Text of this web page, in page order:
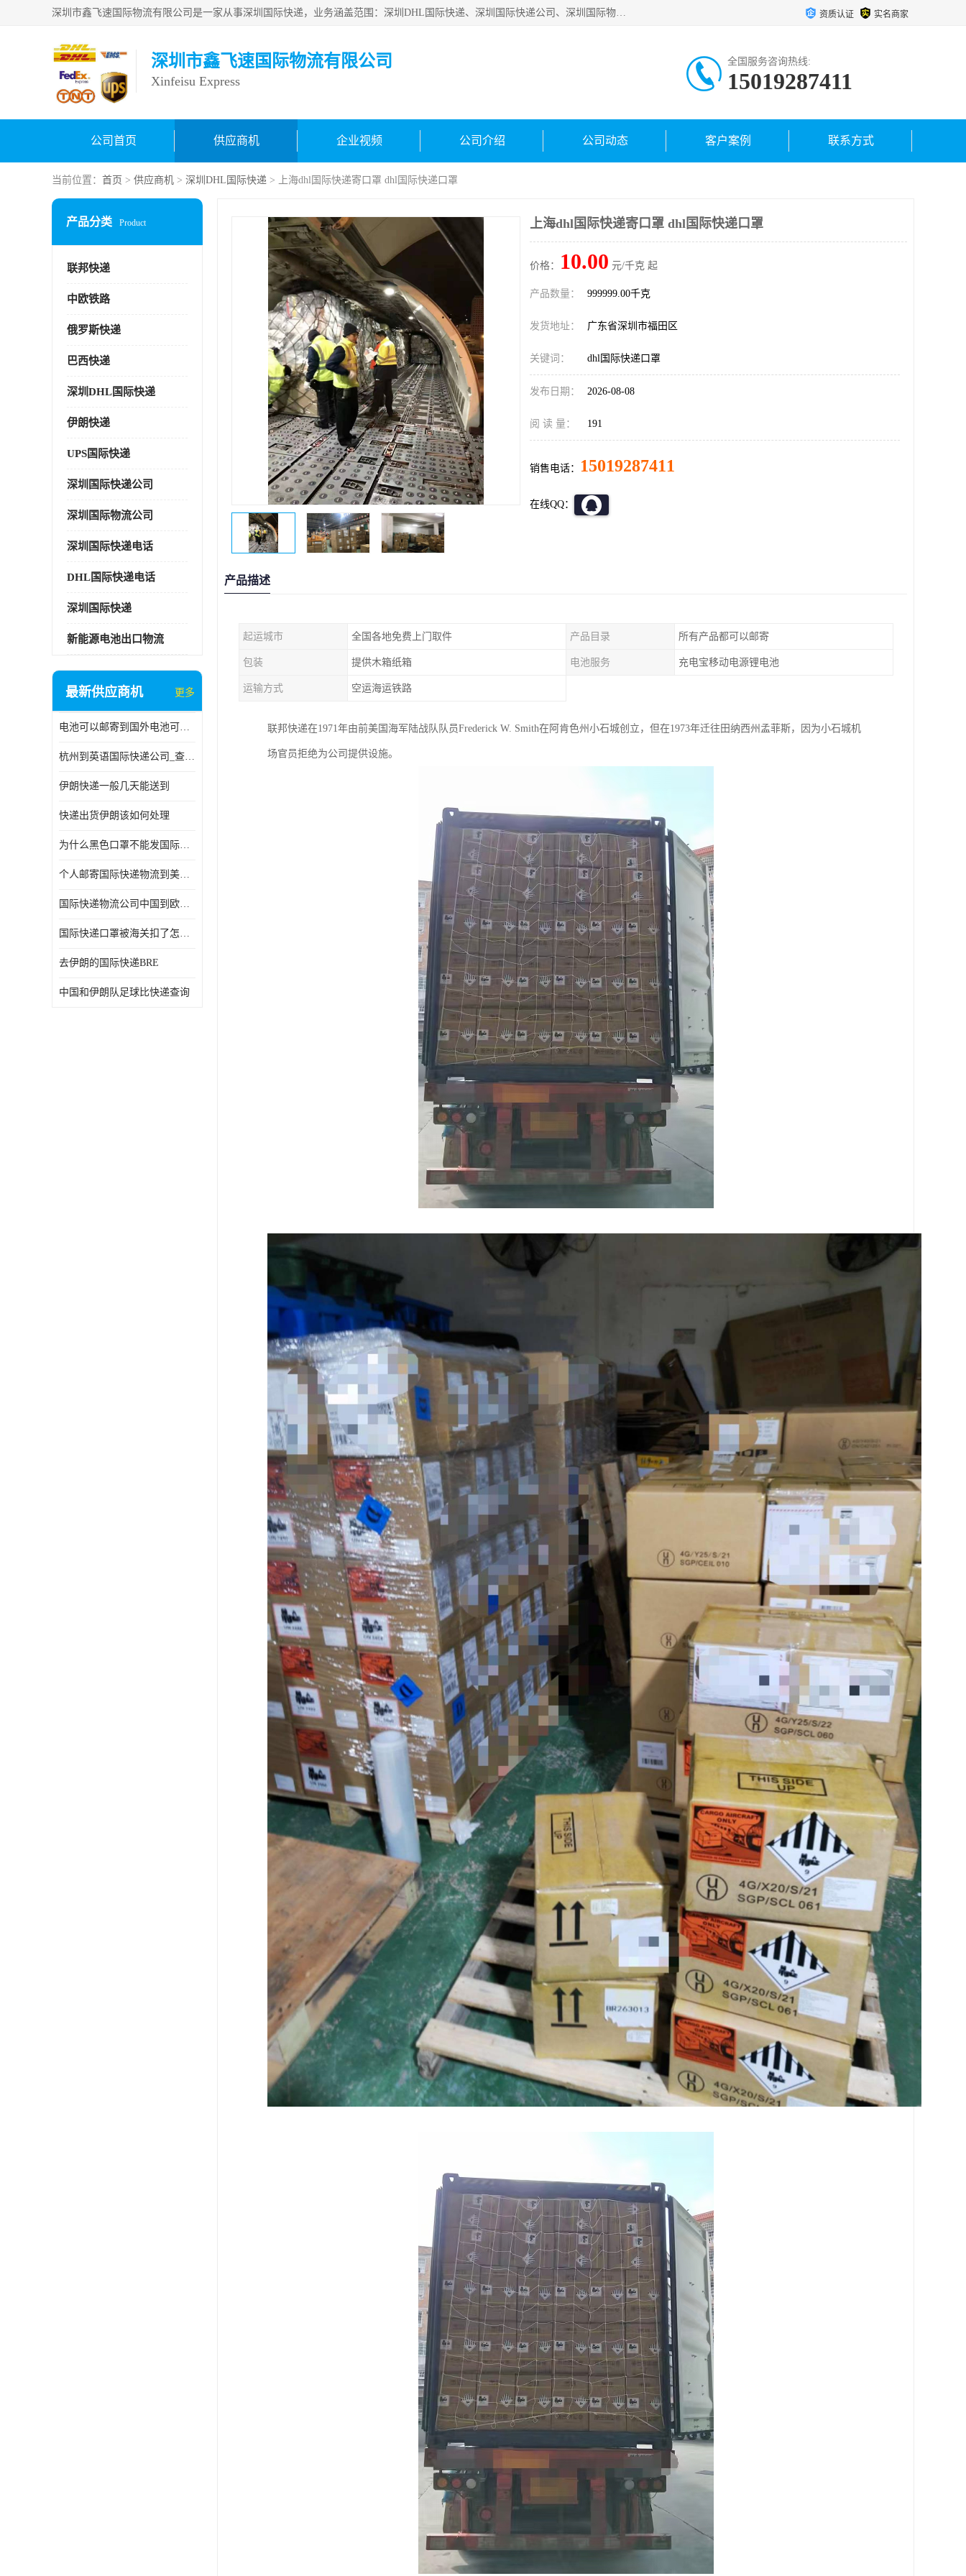
深圳市鑫飞速国际物流有限公司是一家从事深圳国际快递，业务涵盖范围：深圳DHL国际快递、深圳国际快递公司、深圳国际物流公司、深圳国际快递、深圳DHL国际快递电话可拨打全国服务热线：15019287411。欢迎各位亲来人来电到我司洽谈合作。 资质认证 实名商家
深圳市鑫飞速国际物流有限公司
Xinfeisu Express
全国服务咨询热线:
15019287411
公司首页 供应商机 企业视频 公司介绍 公司动态 客户案例 联系方式
当前位置： 首页 > 供应商机 > 深圳DHL国际快递 > 上海dhl国际快递寄口罩 dhl国际快递口罩
产品分类 Product
联邦快递
中欧铁路
俄罗斯快递
巴西快递
深圳DHL国际快递
伊朗快递
UPS国际快递
深圳国际快递公司
深圳国际物流公司
深圳国际快递电话
DHL国际快递电话
深圳国际快递
新能源电池出口物流
最新供应商机 更多
电池可以邮寄到国外电池可以发国际物流手机电池可以邮寄到国外
杭州到英语国际快递公司_查国际快递
伊朗快递一般几天能送到
快递出货伊朗该如何处理
为什么黑色口罩不能发国际快递 国际寄口罩快递需要填写信息
个人邮寄国际快递物流到美加墨西哥英国比利时荷兰波兰意大利
国际快递物流公司中国到欧洲英国法国德国能寄铁路空运海运
国际快递口罩被海关扣了怎么办
去伊朗的国际快递BRE
中国和伊朗队足球比快递查询
上海dhl国际快递寄口罩 dhl国际快递口罩
价格： 10.00 元/千克 起
产品数量： 999999.00千克
发货地址： 广东省深圳市福田区
关键词： dhl国际快递口罩
发布日期： 2026-08-08
阅 读 量： 191
销售电话： 15019287411
在线QQ：
产品描述
起运城市 全国各地免费上门取件 产品目录 所有产品都可以邮寄
包装 提供木箱纸箱 电池服务 充电宝移动电源锂电池
运输方式 空运海运铁路
联邦快递在1971年由前美国海军陆战队队员Frederick W. Smith在阿肯色州小石城创立，但在1973年迁往田纳西州孟菲斯，因为小石城机
场官员拒绝为公司提供设施。